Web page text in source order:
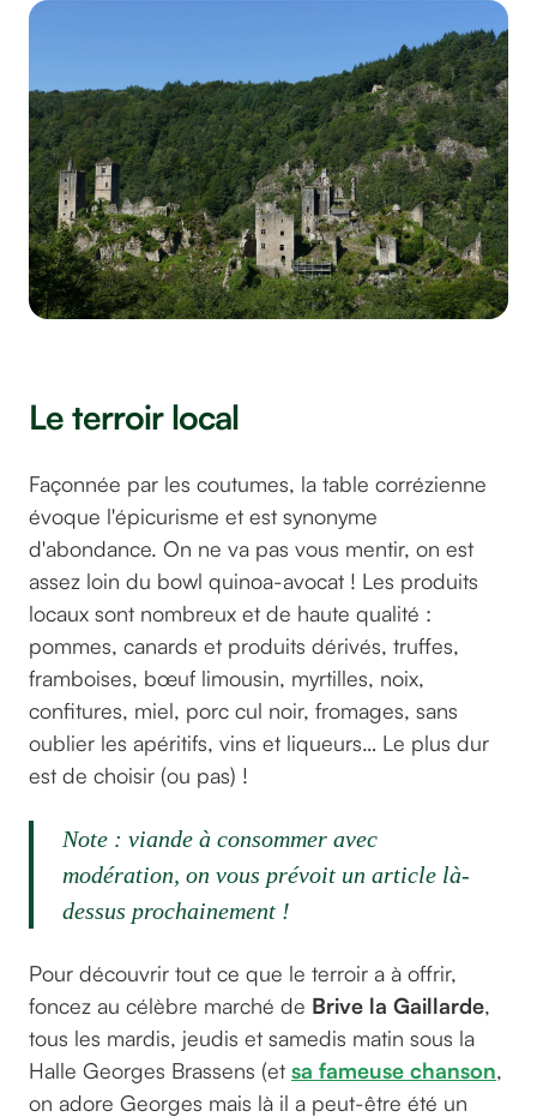
Le terroir local
Façonnée par les coutumes, la table corrézienne
évoque l'épicurisme et est synonyme
d'abondance. On ne va pas vous mentir, on est
assez loin du bowl quinoa-avocat ! Les produits
locaux sont nombreux et de haute qualité :
pommes, canards et produits dérivés, truffes,
framboises, bœuf limousin, myrtilles, noix,
confitures, miel, porc cul noir, fromages, sans
oublier les apéritifs, vins et liqueurs… Le plus dur
est de choisir (ou pas) !
Note : viande à consommer avec
modération, on vous prévoit un article là-
dessus prochainement !
Pour découvrir tout ce que le terroir a à offrir,
foncez au célèbre marché de Brive la Gaillarde,
tous les mardis, jeudis et samedis matin sous la
Halle Georges Brassens (et sa fameuse chanson,
on adore Georges mais là il a peut-être été un